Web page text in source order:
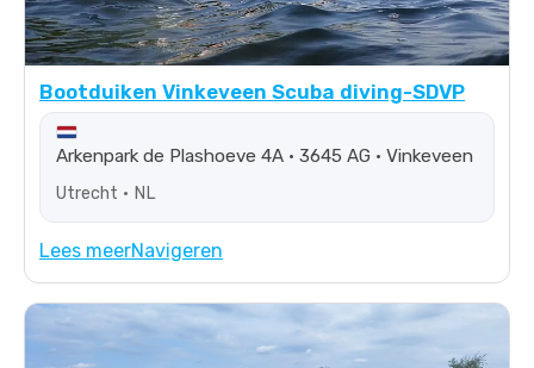
Bootduiken Vinkeveen Scuba diving-SDVP
Arkenpark de Plashoeve 4A • 3645 AG • Vinkeveen
Utrecht • NL
Lees meerNavigeren